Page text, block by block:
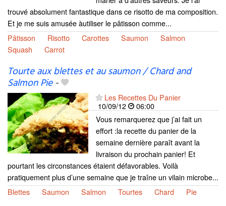
trouvé absolument fantastique dans ce risotto de ma composition.
Et je me suis amusée àutiliser le pâtisson comme...
Pâtisson
Risotto Carottes Saumon
Salmon
Squash
Carrot
Tourte aux blettes et au saumon / Chard and
Salmon Pie-
Les Recettes Du Panier
10/09/12
06:00
Vous remarquerez que j’ai fait un
effort :la recette du panier de la
semaine dernière paraît avant la
livraison du prochain panier! Et
pourtant les circonstances étaient défavorables. Voilà
pratiquement plus d’une semaine que je traîne un vilain microbe...
Blettes
Saumon Salmon Tourtes Chard Pie